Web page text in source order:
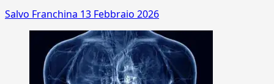
Salvo Franchina 13 Febbraio 2026